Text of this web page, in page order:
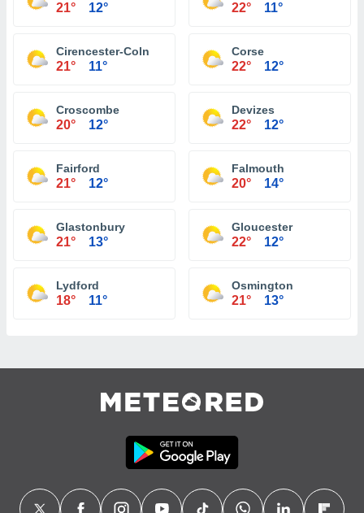
21° 12° 22° 11°
Cirencester-Coln
21° 11°
Corse
22° 12°
Croscombe
20° 12°
Devizes
22° 12°
Fairford
21° 12°
Falmouth
20° 14°
Glastonbury
21° 13°
Gloucester
22° 12°
Lydford
18° 11°
Osmington
21° 13°